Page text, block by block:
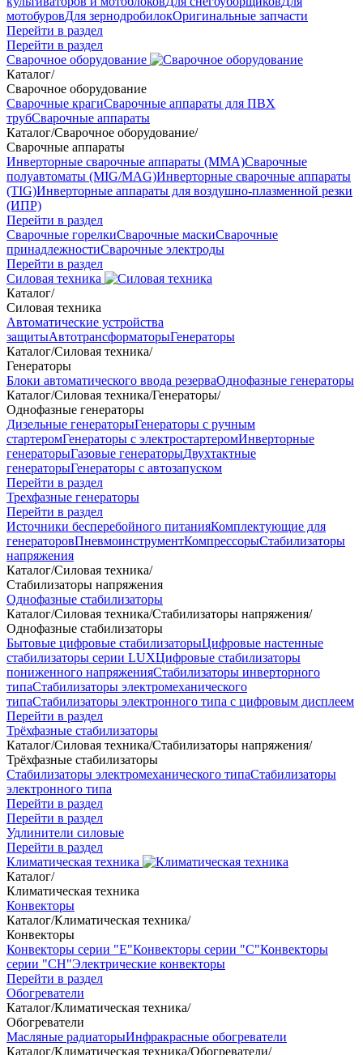
мотобуровДля зернодробилокОригинальные запчасти
Перейти в раздел
Перейти в раздел
Сварочное оборудование
Каталог/
Сварочное оборудование
Сварочные крагиСварочные аппараты для ПВХ
трубСварочные аппараты
Каталог/Сварочное оборудование/
Сварочные аппараты
Инверторные сварочные аппараты (ММА)Сварочные
полуавтоматы (MIG/MAG)Инверторные сварочные аппараты
(TIG)Инверторные аппараты для воздушно-плазменной резки
(ИПР)
Перейти в раздел
Сварочные горелкиСварочные маскиСварочные
принадлежностиСварочные электроды
Перейти в раздел
Силовая техника
Каталог/
Силовая техника
Автоматические устройства
защитыАвтотрансформаторыГенераторы
Каталог/Силовая техника/
Генераторы
Блоки автоматического ввода резерваОднофазные генераторы
Каталог/Силовая техника/Генераторы/
Однофазные генераторы
Дизельные генераторыГенераторы с ручным
стартеромГенераторы с электростартеромИнверторные
генераторыГазовые генераторыДвухтактные
генераторыГенераторы с автозапуском
Перейти в раздел
Трехфазные генераторы
Перейти в раздел
Источники бесперебойного питанияКомплектующие для
генераторовПневмоинструментКомпрессорыСтабилизаторы
напряжения
Каталог/Силовая техника/
Стабилизаторы напряжения
Однофазные стабилизаторы
Каталог/Силовая техника/Стабилизаторы напряжения/
Однофазные стабилизаторы
Бытовые цифровые стабилизаторыЦифровые настенные
стабилизаторы серии LUXЦифровые стабилизаторы
пониженного напряженияСтабилизаторы инверторного
типаСтабилизаторы электромеханического
типаСтабилизаторы электронного типа с цифровым дисплеем
Перейти в раздел
Трёхфазные стабилизаторы
Каталог/Силовая техника/Стабилизаторы напряжения/
Трёхфазные стабилизаторы
Стабилизаторы электромеханического типаСтабилизаторы
электронного типа
Перейти в раздел
Перейти в раздел
Удлинители силовые
Перейти в раздел
Климатическая техника
Каталог/
Климатическая техника
Конвекторы
Каталог/Климатическая техника/
Конвекторы
Конвекторы серии "Е"Конвекторы серии "С"Конвекторы
серии "СН"Электрические конвекторы
Перейти в раздел
Обогреватели
Каталог/Климатическая техника/
Обогреватели
Масляные радиаторыИнфракрасные обогреватели
Каталог/Климатическая техника/Обогреватели/